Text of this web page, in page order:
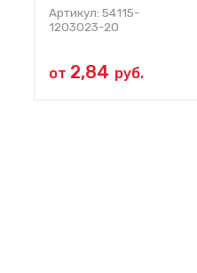
Артикул: 54115-
1203023-20
от 2,84 руб.